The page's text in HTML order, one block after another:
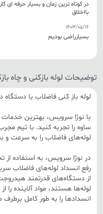
در کوتاه ترین زمان و بسیار حرفه ای
بااخلاق
1403/05/16
بسیارراضی بودیم
توضیحات لوله بازکنی و چاه
لوله باز کنی فاضلاب با دستگاه
با نوژا سرویس، بهترین
ساوه را تجربه کنید. با تیم
لوله‌های فاضلاب را به سرعت و
در نوژا سرویس، به استفاده
رفع انسداد لوله‌های فاضلاب
از دستگاه‌های قدرتمند
لوله‌ها هستند، مواد آلاینده
انسدادها را به طور کامل برطرف